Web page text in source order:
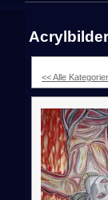
Acrylbilder
<< Alle